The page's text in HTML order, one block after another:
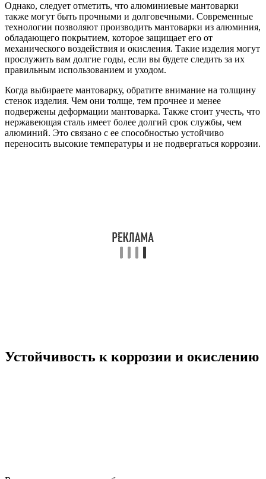
Однако, следует отметить, что алюминиевые мантоварки
также могут быть прочными и долговечными. Современные
технологии позволяют производить мантоварки из алюминия,
обладающего покрытием, которое защищает его от
механического воздействия и окисления. Такие изделия могут
прослужить вам долгие годы, если вы будете следить за их
правильным использованием и уходом.
Когда выбираете мантоварку, обратите внимание на толщину
стенок изделия. Чем они толще, тем прочнее и менее
подвержены деформации мантоварка. Также стоит учесть, что
нержавеющая сталь имеет более долгий срок службы, чем
алюминий. Это связано с ее способностью устойчиво
переносить высокие температуры и не подвергаться коррозии.
Устойчивость к коррозии и окислению